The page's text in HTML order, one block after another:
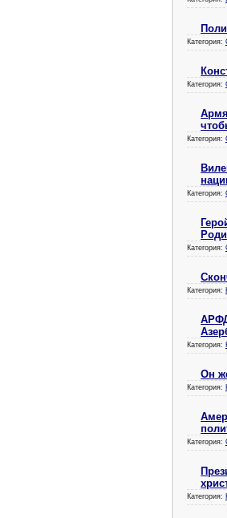
Категория:
Категория:
Категория:
Категория:
Категория:
Категория:
Категория:
Он
Категория:
Категория:
Категория: